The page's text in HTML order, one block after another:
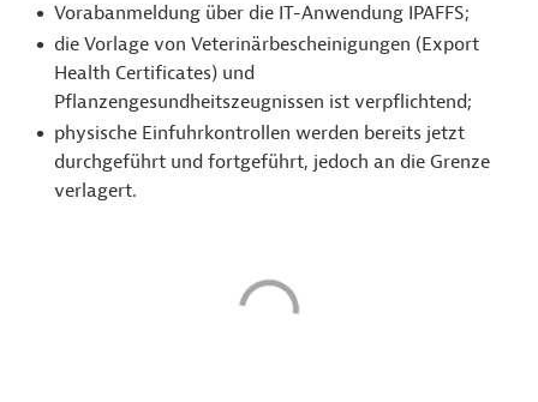
Vorabanmeldung über die IT-Anwendung IPAFFS;
die Vorlage von Veterinärbescheinigungen (Export
Health Certificates) und
Pflanzengesundheitszeugnissen ist verpflichtend;
physische Einfuhrkontrollen werden bereits jetzt
durchgeführt und fortgeführt, jedoch an die Grenze
verlagert.